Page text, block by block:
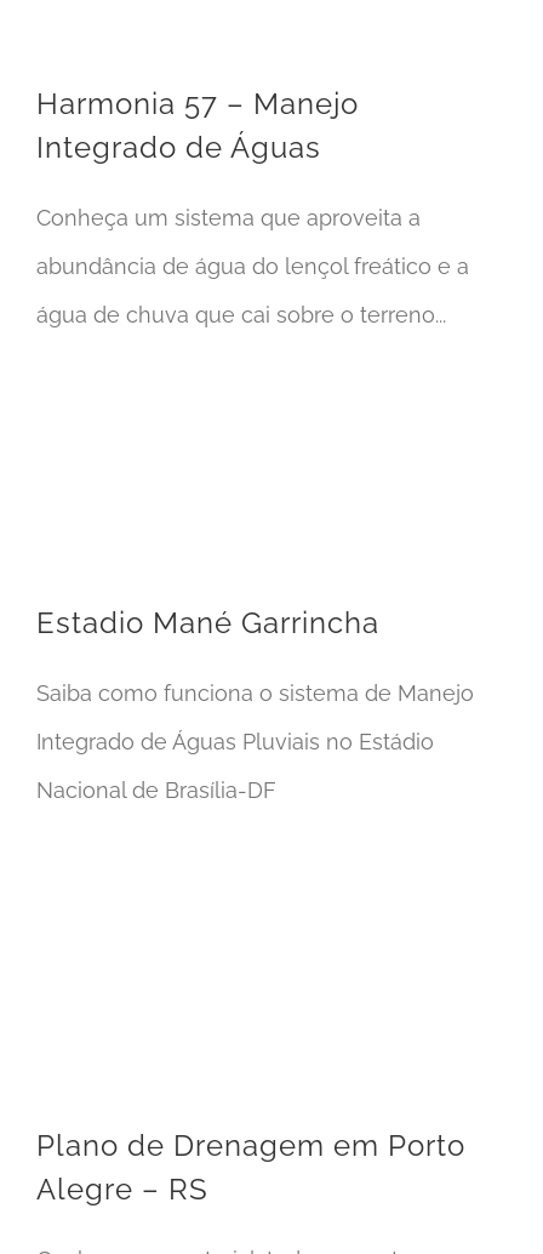
Harmonia 57 – Manejo
Integrado de Águas
Conheça um sistema que aproveita a
abundância de água do lençol freático e a
água de chuva que cai sobre o terreno...
Estadio Mané Garrincha
Saiba como funciona o sistema de Manejo
Integrado de Águas Pluviais no Estádio
Nacional de Brasília-DF
Plano de Drenagem em Porto
Alegre – RS